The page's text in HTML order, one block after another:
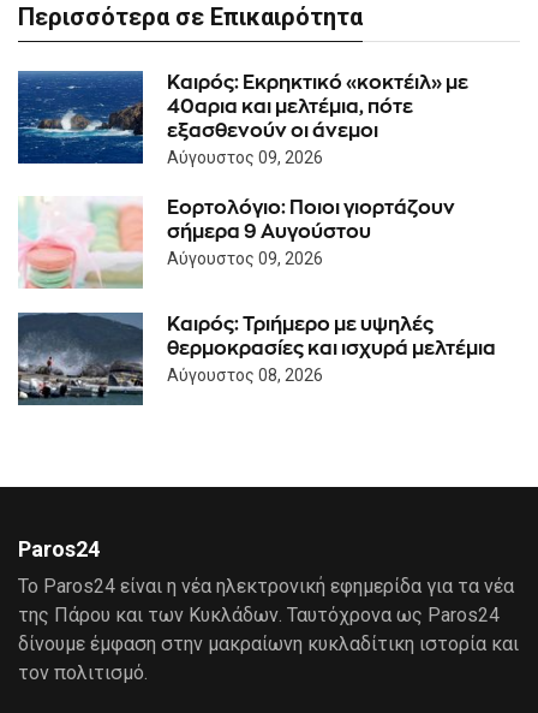
Περισσότερα σε Επικαιρότητα
Καιρός: Eκρηκτικό «κοκτέιλ» με
40αρια και μελτέμια, πότε
εξασθενούν οι άνεμοι
Αύγουστος 09, 2026
Εορτολόγιο: Ποιοι γιορτάζουν
σήμερα 9 Αυγούστου
Αύγουστος 09, 2026
Καιρός: Τριήμερο με υψηλές
θερμοκρασίες και ισχυρά μελτέμια
Αύγουστος 08, 2026
Paros24
Το Paros24 είναι η νέα ηλεκτρονική εφημερίδα για τα νέα
της Πάρου και των Κυκλάδων. Ταυτόχρονα ως Paros24
δίνουμε έμφαση στην μακραίωνη κυκλαδίτικη ιστορία και
τον πολιτισμό.